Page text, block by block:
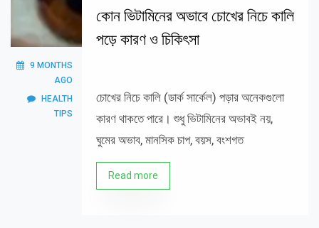
9 MONTHS
AGO
HEALTH
TIPS
কোন ভিটামিনের অভাবে চোখের নিচে কালি
পড়ে কারণ ও চিকিৎসা
চোখের নিচে কালি (ডার্ক সার্কেল) পড়ার অনেকগুলো
কারণ থাকতে পারে। শুধু ভিটামিনের অভাবই নয়,
ঘুমের অভাব, মানসিক চাপ, বয়স, বংশগত
Read more